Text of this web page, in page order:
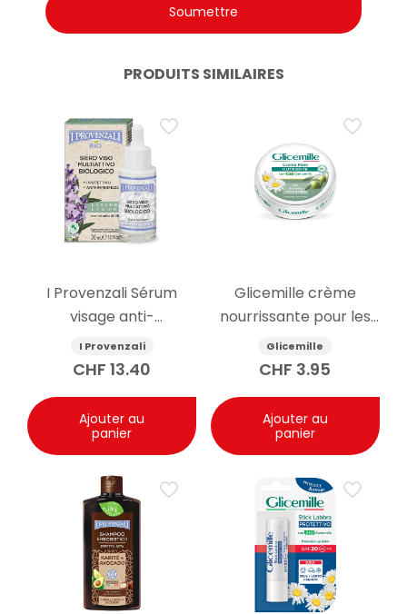
PRODUITS SIMILAIRES
I Provenzali Sérum
visage anti-
imperfection à la
lavande biologique
I Provenzali
CHF 13.40
Ajouter au
panier
Glicemille crème
nourrissante pour les
mains glycérine et
camomille 100ml
Glicemille
CHF 3.95
Ajouter au
panier